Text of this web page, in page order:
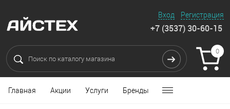
Вход Регистрация
+7 (3537) 30-60-15
0
Главная Акции Услуги Бренды